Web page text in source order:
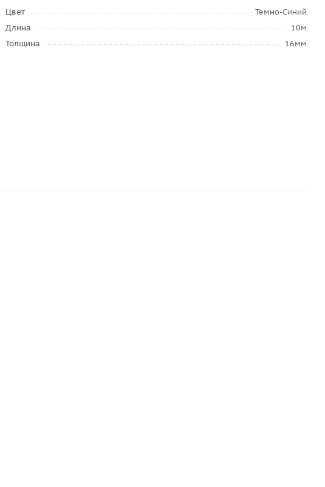
Цвет
Темно-Синий
Длина
10м
Толщина
16мм